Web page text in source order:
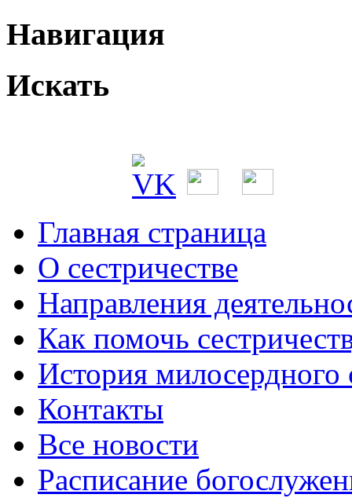
Навигация
Искать
Главная страница
О сестричестве
Направления
Как помочь
История милосердного
Контакты
Все новости
Расписание